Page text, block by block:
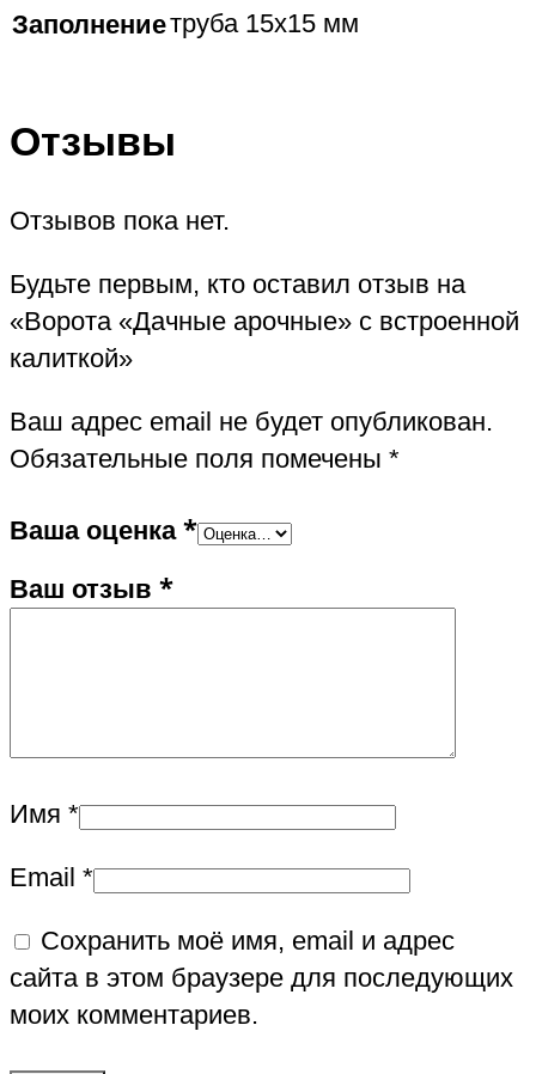
Заполнениетруба 15х15 мм
Отзывы
Отзывов пока нет.
Будьте первым, кто оставил отзыв на
«Ворота «Дачные арочные» с встроенной
калиткой»
Ваш адрес email не будет опубликован.
Обязательные поля помечены *
Ваша оценка*
Ваш отзыв *
Имя *
Email *
Сохранить моё имя, email и адрес
сайта в этом браузере для последующих
моих комментариев.